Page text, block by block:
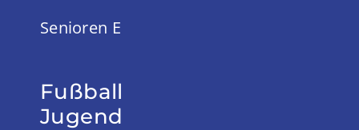
Senioren E
Fußball
Jugend